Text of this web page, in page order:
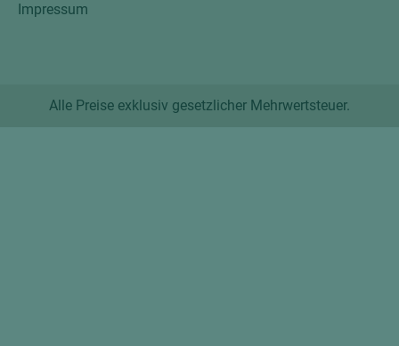
Impressum
Alle Preise exklusiv gesetzlicher Mehrwertsteuer.